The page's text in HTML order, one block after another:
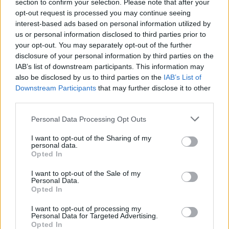
section to confirm your selection. Please note that after your
opt-out request is processed you may continue seeing
interest-based ads based on personal information utilized by
us or personal information disclosed to third parties prior to
your opt-out. You may separately opt-out of the further
disclosure of your personal information by third parties on the
IAB’s list of downstream participants. This information may
also be disclosed by us to third parties on the IAB’s List of
Downstream Participants that may further disclose it to other
Personal Data Processing Opt Outs
I want to opt-out of the Sharing of my
personal data.
Opted In
I want to opt-out of the Sale of my
Personal Data.
Opted In
I want to opt-out of processing my
Personal Data for Targeted Advertising.
Opted In
amovible. Inspirée du savoir-faire tailleur de la nouvelle
directrice artistique, la collection séduit par son minutie
et son élégance.
Rechercher
Articles récents
Facebook Accède à Vos Photos Sans Consentement:
Désactivez-le Facilement